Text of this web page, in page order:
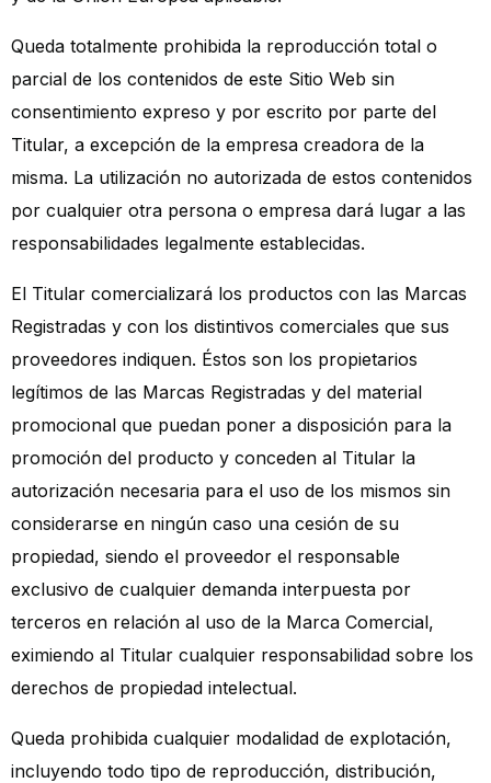
Queda totalmente prohibida la reproducción total o
parcial de los contenidos de este Sitio Web sin
consentimiento expreso y por escrito por parte del
Titular, a excepción de la empresa creadora de la
misma. La utilización no autorizada de estos contenidos
por cualquier otra persona o empresa dará lugar a las
responsabilidades legalmente establecidas.
El Titular comercializará los productos con las Marcas
Registradas y con los distintivos comerciales que sus
proveedores indiquen. Éstos son los propietarios
legítimos de las Marcas Registradas y del material
promocional que puedan poner a disposición para la
promoción del producto y conceden al Titular la
autorización necesaria para el uso de los mismos sin
considerarse en ningún caso una cesión de su
propiedad, siendo el proveedor el responsable
exclusivo de cualquier demanda interpuesta por
terceros en relación al uso de la Marca Comercial,
eximiendo al Titular cualquier responsabilidad sobre los
derechos de propiedad intelectual.
Queda prohibida cualquier modalidad de explotación,
incluyendo todo tipo de reproducción, distribución,